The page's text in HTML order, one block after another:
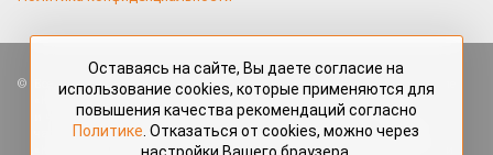
Все права защищены. Любые материалы, размещённые на портале
«Красраб.ру» сотрудниками редакции, нештатными авторами
и читателями, являются объектами авторского права. Полное или
частичное использование материалов, размещённых на портале
«Красраб.ру», допускается только с письменного согласия редакции
Оставаясь на сайте, Вы даете согласие на
использование cookies, которые применяются для
повышения качества рекомендаций согласно
Политике . Отказаться от cookies, можно через